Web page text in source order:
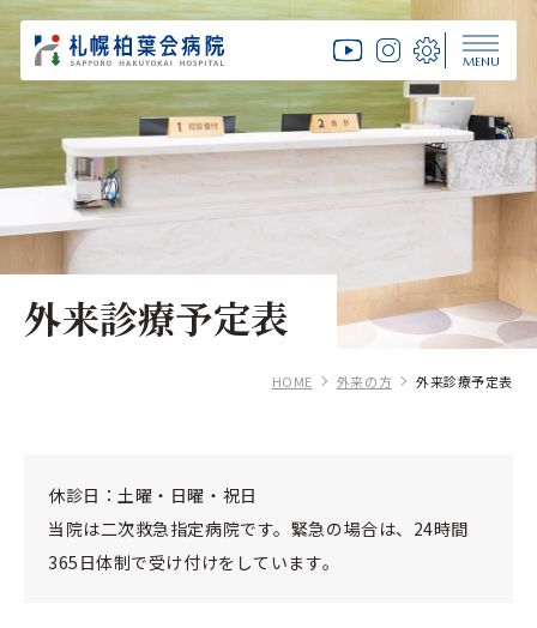
MENU
外来診療予定表
HOME 外来の方 外来診療予定表
休診日：土曜・日曜・祝日
当院は二次救急指定病院です。緊急の場合は、24時間
365日体制で受け付けをしています。